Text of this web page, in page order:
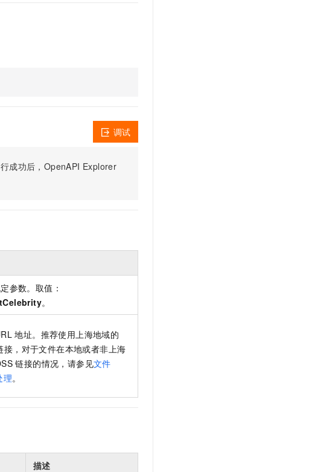
成功后，OpenAPI Explorer
调试
参数。取值：
。
地址。推荐使用上海地域的
接，对于文件在本地或者非上海
链接的情况，请参见文件
理。
描述